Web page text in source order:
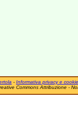
- Informativa privacy e cookie
Commons Attribuzione -